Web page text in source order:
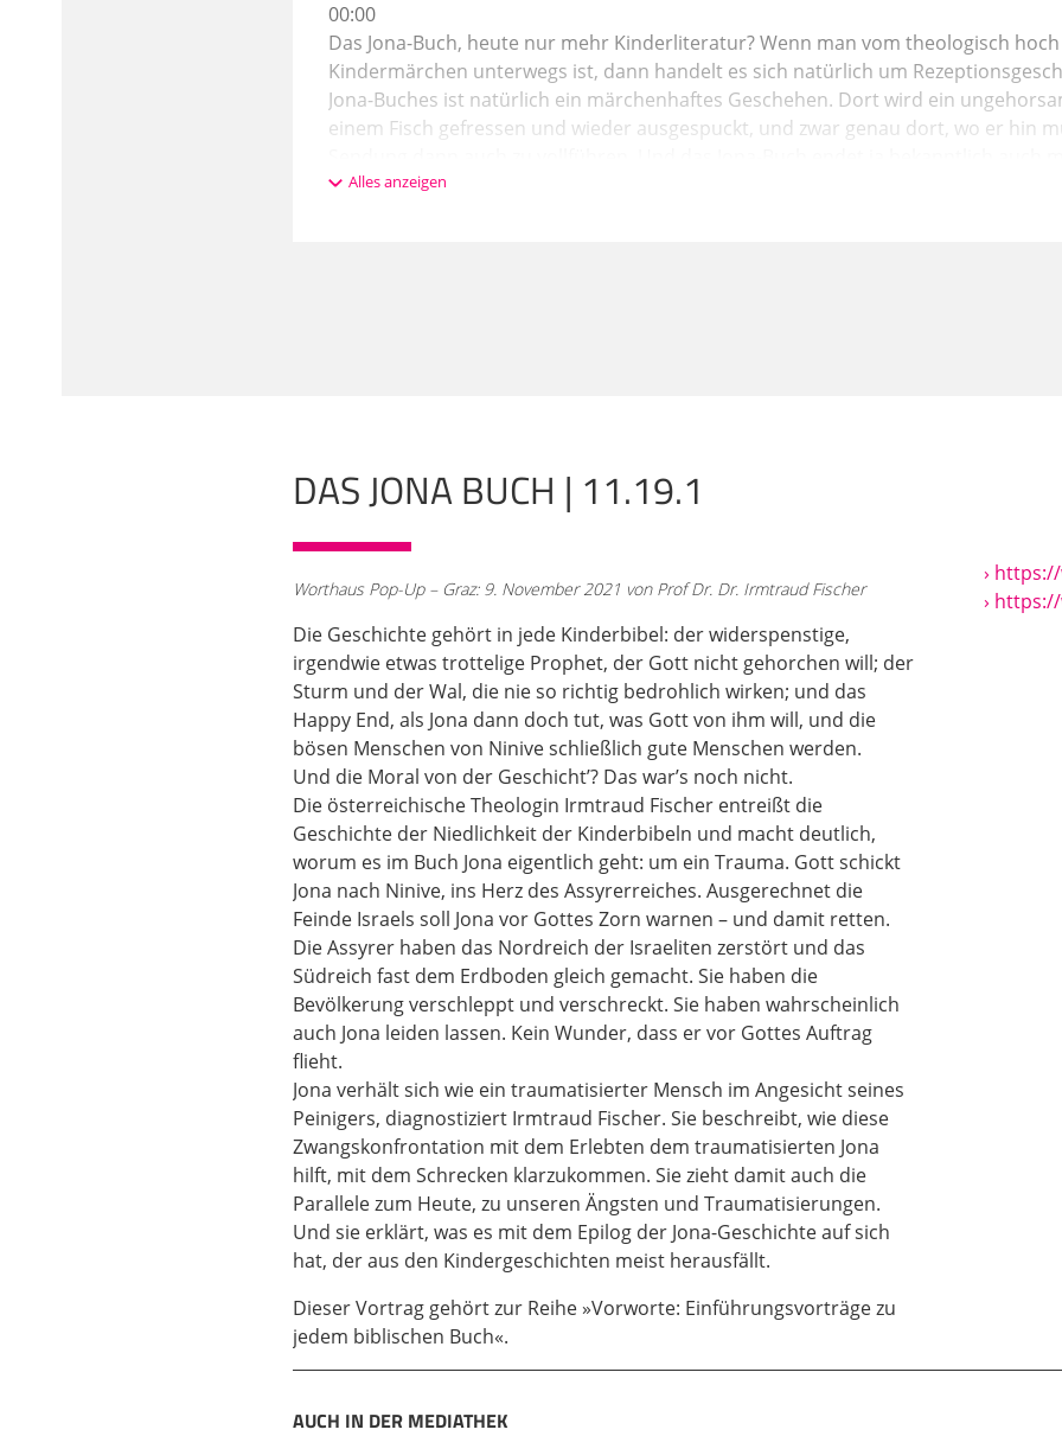
00:00
Das Jona-Buch, heute nur mehr Kinderliteratur? Wenn man vom theologisch
Kindermärchen unterwegs ist, dann handelt es sich natürlich um
Jona-Buches ist natürlich ein märchenhaftes Geschehen. Dort wird ein
einem Fisch gefressen und wieder ausgespuckt, und zwar genau dort, wo er hin
denn das Vieh nicht auch viel wert sei, eine Gottesfrage. Also von daher hat es
Jona war eines schon bereits in der Katakombenmalerei ein sehr beliebtes Thema,
aber dann natürlich auch in der Freskierung von Kirchen ein sehr beliebtes
Auferstehung und auf der anderen Seite dadurch, dass Jona ja ins Meer geworfen
geworfen wird, natürlich auch als Typus der Taufe stehen konnte. Also das Jona-
hoch geschätzt. Und es sieht so aus, als ob heute damit kaum jemand mehr was
sich die Zeiten ändern, je nachdem wie man natürlich an einen Text herangeht.
eine Deutung vorstellen, die das Jona-Buch ins Heute holt. Das ist, denke ich, bei
dass wir uns mit den Texten auseinandersetzen, was sie uns heute sagen können,
Fragen an ein solches Buch herangehen. Das hat die Christentumsgeschichte und
Judentumsgeschichte immer gemacht, dass
03:02
man die aktuellen Fragen an ein Buch heranstellt. Und deswegen ist natürlich auch
unterschiedliche Deutung dieses Buches ein Thema. Und ich werde heute
dem Lächerlichen zu holen, sagen wir das jetzt mal so, oder aus dem Niedlichen zu
Buch als Traumaliteratur zu verstehen. Wenn man ein bisschen Einführendes am
dann ist die Stellung im Kanon eine Prophetenerzählung, die einzige, die im Zwölf-
Also das Jona-Buch sind keine Sprüche, Prophetensprüche oder
auch keine Visionszyklen und ähnliches, was wir sonst im Zwölf-Propheten-Buch
sondern es ist die einzige durchgehende prophetische Erzählung, die durch ein
04:01
im zweiten Kapitel dann noch ergänzt wird. Jona, der Sohn Amittais, wird
einer solchen Figur bereits aus 2 Könige 14,25, nämlich dort wird ein Prophet
Zweiten genau mit Namen und auch mit kleiner Genealogie vorgestellt. Das wäre
achten Jahrhunderts. Die Jona-Erzählung allerdings, die wir haben, die ist wohl nur
also diese Gottheit auch für die Völker zuständig ist. Von daher würde ich sagen,
Monotheismus bereits ins Land gezogen, und wir können also sagen, dass das
achte Jahrhundert gehört, sondern dass das Buch spät nachexilisch wohl
05:04
Alles anzeigen
DAS JONA BUCH | 11.19.1
Worthaus Pop-Up – Graz: 9. November 2021 von Prof Dr. Dr. Irmtraud Fischer
Die Geschichte gehört in jede Kinderbibel: der widerspenstige,
irgendwie etwas trottelige Prophet, der Gott nicht gehorchen will; der
Sturm und der Wal, die nie so richtig bedrohlich wirken; und das
Happy End, als Jona dann doch tut, was Gott von ihm will, und die
bösen Menschen von Ninive schließlich gute Menschen werden.
Und die Moral von der Geschicht’? Das war’s noch nicht.
Die österreichische Theologin Irmtraud Fischer entreißt die
Geschichte der Niedlichkeit der Kinderbibeln und macht deutlich,
worum es im Buch Jona eigentlich geht: um ein Trauma. Gott schickt
Jona nach Ninive, ins Herz des Assyrerreiches. Ausgerechnet die
Feinde Israels soll Jona vor Gottes Zorn warnen – und damit retten.
Die Assyrer haben das Nordreich der Israeliten zerstört und das
Südreich fast dem Erdboden gleich gemacht. Sie haben die
Bevölkerung verschleppt und verschreckt. Sie haben wahrscheinlich
auch Jona leiden lassen. Kein Wunder, dass er vor Gottes Auftrag
flieht.
Jona verhält sich wie ein traumatisierter Mensch im Angesicht seines
Peinigers, diagnostiziert Irmtraud Fischer. Sie beschreibt, wie diese
Zwangskonfrontation mit dem Erlebten dem traumatisierten Jona
hilft, mit dem Schrecken klarzukommen. Sie zieht damit auch die
Parallele zum Heute, zu unseren Ängsten und Traumatisierungen.
Und sie erklärt, was es mit dem Epilog der Jona-Geschichte auf sich
hat, der aus den Kindergeschichten meist herausfällt.
Dieser Vortrag gehört zur Reihe »Vorworte: Einführungsvorträge zu
jedem biblischen Buch«.
›
›
AUCH IN DER MEDIATHEK